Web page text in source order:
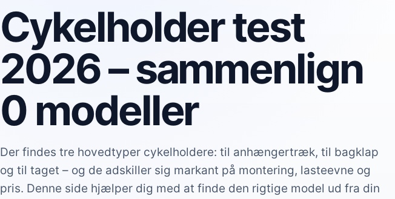
Cykelholder test
2026 – sammenlign
0 modeller
Der findes tre hovedtyper cykelholdere: til anhængertræk, til bagklap
og til taget – og de adskiller sig markant på montering, lasteevne og
pris. Denne side hjælper dig med at finde den rigtige model ud fra din